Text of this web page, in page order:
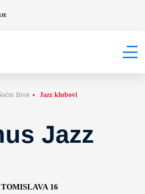
život Jazz klubovi
Jazz
16